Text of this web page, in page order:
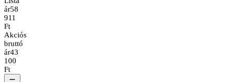
ár58
911
Ft
Akciós
bruttó
ár43
100
Ft